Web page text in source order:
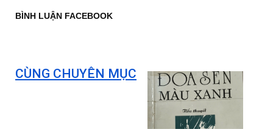
BÌNH LUẬN FACEBOOK
CÙNG CHUYÊN MỤC